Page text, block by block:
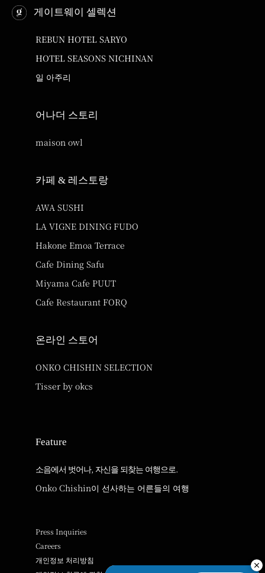
게이트웨이 셀렉션
REBUN HOTEL SARYO
HOTEL SEASONS NICHINAN
일 아주리
어나더 스토리
maison owl
카페 & 레스토랑
AWA SUSHI
LA VIGNE DINING FUDO
Hakone Emoa Terrace
Cafe Dining Safu
Miyama Cafe PUUT
Cafe Restaurant FORQ
온라인 스토어
ONKO CHISHIN SELECTION
Tisser by okcs
Feature
소음에서 벗어나, 자신을 되찾는 여행으로.
Onko Chishin이 선사하는 어른들의 여행
Press Inquiries
Careers
개인정보 처리방침